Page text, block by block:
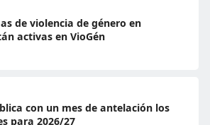
de violencia de género en
activas en VioGén
con un mes de antelación los
para 2026/27